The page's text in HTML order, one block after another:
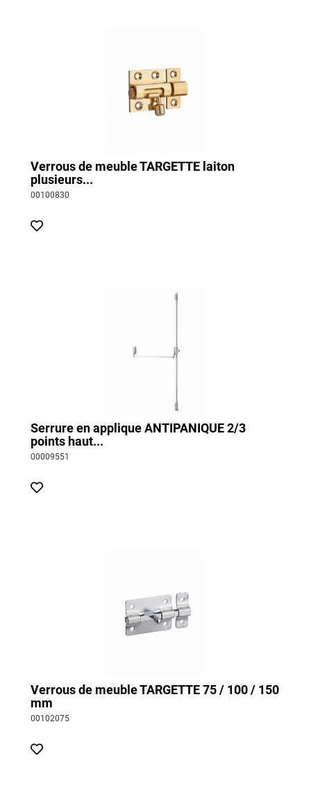
Verrous de meuble TARGETTE laiton
plusieurs...
00100830
Serrure en applique ANTIPANIQUE 2/3
points haut...
00009551
Verrous de meuble TARGETTE 75 / 100 / 150
mm
00102075